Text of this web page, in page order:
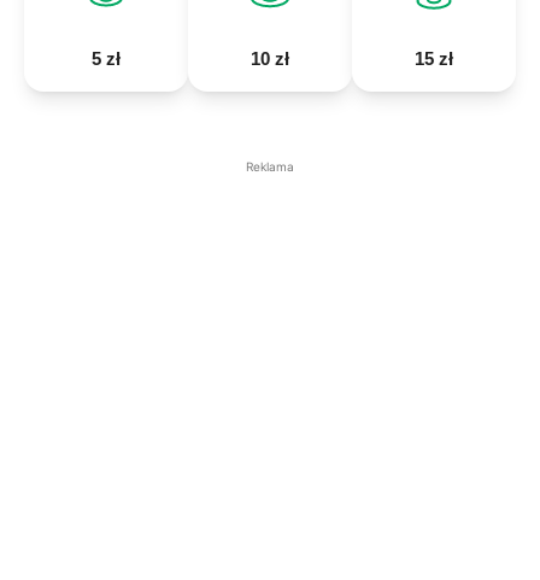
5 zł 10 zł 15 zł
Reklama